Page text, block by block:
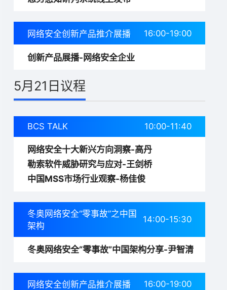
网络安全创新产品推介展播 16:00-19:00
创新产品展播-网络安全企业
5月21日议程
BCS TALK 10:00-11:40
网络安全十大新兴方向洞察-高丹
勒索软件威胁研究与应对-王剑桥
中国MSS市场行业观察-杨佳俊
冬奥网络安全“零事故”之中国
架构
14:00-15:30
冬奥网络安全“零事故”中国架构分享-尹智清
网络安全创新产品推介展播 16:00-19:00